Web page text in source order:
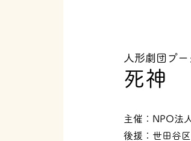
人形劇団プー
死神
主催：NPO法
後援：世田谷